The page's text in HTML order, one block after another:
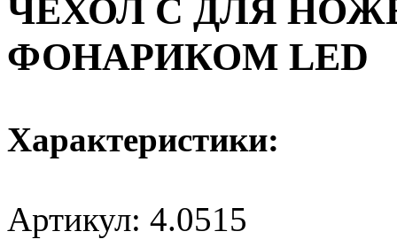
ЧЕХОЛ С ДЛЯ
ФОНАРИКОМ LED
Характеристики:
Артикул: 4.0515